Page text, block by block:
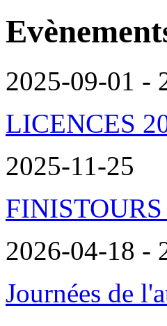
2025-09-01 -
LICENCES
2025-11-25
2026-04-18 -
Journées de